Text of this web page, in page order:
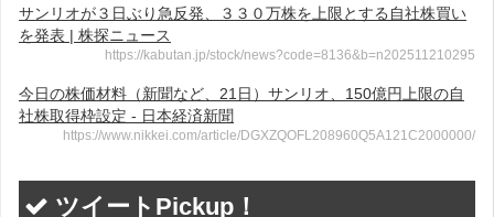
サンリオが３日ぶり急反発、３３０万株を上限とする自社株買い
を発表 | 株探ニュース
https://kabutan.jp/stock/news?code=8136&b=n202511210295
今日の株価材料（新聞など、21日）サンリオ、150億円上限の自
社株取得枠設定 - 日本経済新聞
https://www.nikkei.com/article/DGXZQOFL208960Q5A121C2000000/
ツイートPickup！